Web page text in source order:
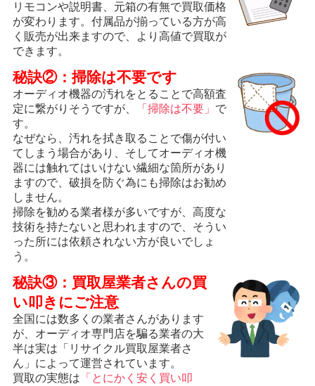
リモコンや説明書、元箱の有無で買取価格
が変わります。付属品が揃っている方が高
く販売が出来ますので、より高値で買取が
できます。
秘訣②：掃除は不要です
オーディオ機器の汚れをとることで高額査
定に繋がりそうですが、
「掃除は不要」 で
す。
なぜなら、汚れを拭き取ることで傷が付い
てしまう場合があり、そしてオーディオ機
器には触れてはいけない繊細な箇所があり
ますので、破損を防ぐ為にも掃除はお勧め
しません。
掃除を勧める業者様が多いですが、高度な
技術を持たないと思われますので、そうい
った所には依頼されない方が良いでしょ
う。
秘訣③：買取屋業者さんの買
い叩きにご注意
全国には数多くの業者さんがあります
が、オーディオ専門店を騙る業者の大
半は実は「リサイクル買取屋業者さ
ん」によって運営されています。
買取の実態は 「とにかく安く買い叩